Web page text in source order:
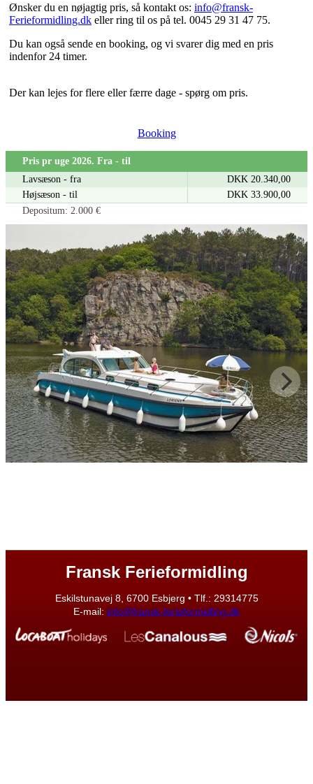
Ønsker du en nøjagtig pris, så kontakt os: info@fransk-
Ferieformidling.dk eller ring til os på tel. 0045 29 31 47 75.
Du kan også sende en booking, og vi svarer dig med en pris
indenfor 24 timer.
Der kan lejes for flere eller færre dage - spørg om pris.
Booking
Pris pr uge 2026. Fra - til
Lavsæson - fra
DKK 20.340,00
Højsæson - til
DKK 33.900,00
Depositum: 2.000 €
Fransk Ferieformidling
Eskilstunavej 8, 6700 Esbjerg • Tlf.: 29314775
E-mail: info@fransk-ferieformidling.dk